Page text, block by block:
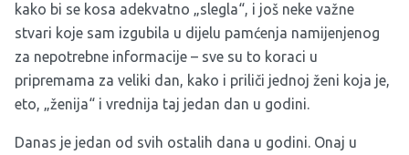
kako bi se kosa adekvatno „slegla“, i još neke važne
stvari koje sam izgubila u dijelu pamćenja namijenjenog
za nepotrebne informacije – sve su to koraci u
pripremama za veliki dan, kako i priliči jednoj ženi koja je,
eto, „ženija“ i vrednija taj jedan dan u godini.
Danas je jedan od svih ostalih dana u godini. Onaj u